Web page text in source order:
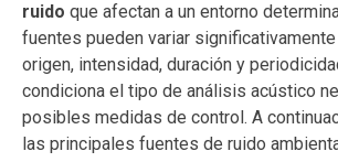
ruido que afectan a un entorno
fuentes pueden variar
origen, intensidad, duración y
condiciona el tipo de análisis acústico
posibles medidas de control. A
las principales fuentes de ruido